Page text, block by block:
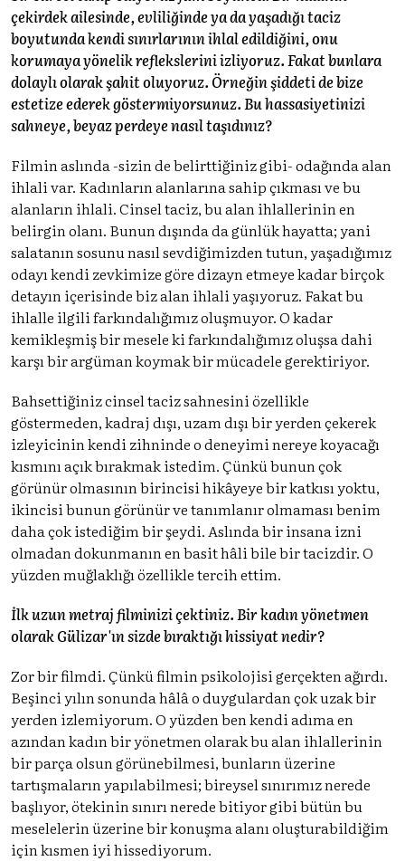
çekirdek ailesinde, evliliğinde ya da yaşadığı taciz
boyutunda kendi sınırlarının ihlal edildiğini, onu
korumaya yönelik reflekslerini izliyoruz. Fakat bunlara
dolaylı olarak şahit oluyoruz. Örneğin şiddeti de bize
estetize ederek göstermiyorsunuz. Bu hassasiyetinizi
sahneye, beyaz perdeye nasıl taşıdınız?
Filmin aslında -sizin de belirttiğiniz gibi- odağında alan
ihlali var. Kadınların alanlarına sahip çıkması ve bu
alanların ihlali. Cinsel taciz, bu alan ihlallerinin en
belirgin olanı. Bunun dışında da günlük hayatta; yani
salatanın sosunu nasıl sevdiğimizden tutun, yaşadığımız
odayı kendi zevkimize göre dizayn etmeye kadar birçok
detayın içerisinde biz alan ihlali yaşıyoruz. Fakat bu
ihlalle ilgili farkındalığımız oluşmuyor. O kadar
kemikleşmiş bir mesele ki farkındalığımız oluşsa dahi
karşı bir argüman koymak bir mücadele gerektiriyor.
Bahsettiğiniz cinsel taciz sahnesini özellikle
göstermeden, kadraj dışı, uzam dışı bir yerden çekerek
izleyicinin kendi zihninde o deneyimi nereye koyacağı
kısmını açık bırakmak istedim. Çünkü bunun çok
görünür olmasının birincisi hikâyeye bir katkısı yoktu,
ikincisi bunun görünür ve tanımlanır olmaması benim
daha çok istediğim bir şeydi. Aslında bir insana izni
olmadan dokunmanın en basit hâli bile bir tacizdir. O
yüzden muğlaklığı özellikle tercih ettim.
İlk uzun metraj filminizi çektiniz. Bir kadın yönetmen
olarak Gülizar'ın sizde bıraktığı hissiyat nedir?
Zor bir filmdi. Çünkü filmin psikolojisi gerçekten ağırdı.
Beşinci yılın sonunda hâlâ o duygulardan çok uzak bir
yerden izlemiyorum. O yüzden ben kendi adıma en
azından kadın bir yönetmen olarak bu alan ihlallerinin
bir parça olsun görünebilmesi, bunların üzerine
tartışmaların yapılabilmesi; bireysel sınırımız nerede
başlıyor, ötekinin sınırı nerede bitiyor gibi bütün bu
meselelerin üzerine bir konuşma alanı oluşturabildiğim
için kısmen iyi hissediyorum.